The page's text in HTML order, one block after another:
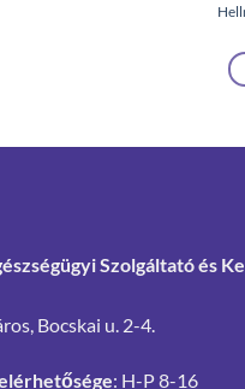
Szolgáltató és
Bocskai u. 2-4.
: H-P 8-16